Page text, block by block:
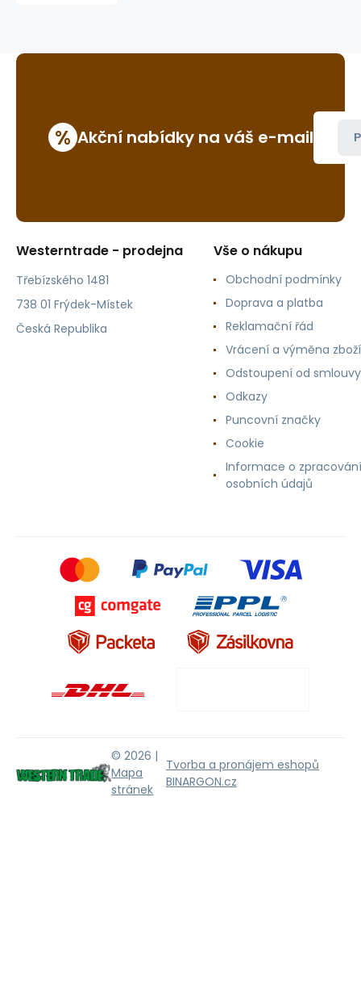
% Akční nabídky na váš e-mail
Westerntrade - prodejna
Třebízského 1481
738 01 Frýdek-Místek
Česká Republika
Vše o nákupu
Obchodní podmínky
Doprava a platba
Reklamační řád
Vrácení a výměna zboží
Odstoupení od smlouvy
Odkazy
Puncovní značky
Cookie
Informace o zpracování
osobních údajů
© 2026 |
Mapa
stránek
Tvorba a pronájem eshopů
BINARGON.cz